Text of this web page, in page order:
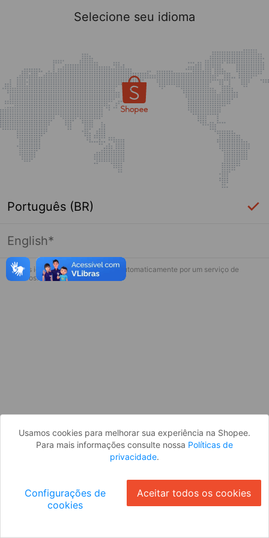
Selecione seu idioma
Português (BR)
English*
* Esses idiomas serão traduzidos automaticamente por um serviço de
terceiros.
Usamos cookies para melhorar sua experiência na Shopee.
Para mais informações consulte nossa Políticas de
privacidade.
Configurações de
cookies
Aceitar todos os cookies